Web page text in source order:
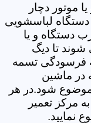
موتور دچار
لباسشویی
دستگاه و یا
تا دیگ
فرسودگی تسمه
در ماشین
شود.در هر
مرکز تعمیر
نمایید.